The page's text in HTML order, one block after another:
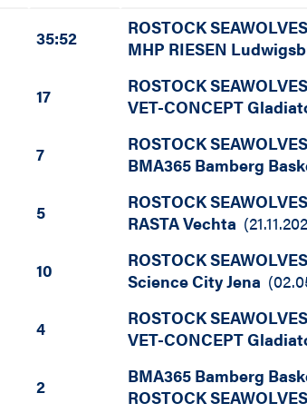
35:52 ROSTOCK SEAWOLVES
MHP RIESEN
17 ROSTOCK SEAWOLVES
VET-CONCEPT
7 ROSTOCK SEAWOLVES
BMA365 Bamberg
5 ROSTOCK SEAWOLVES
RASTA Vechta (
10 ROSTOCK SEAWOLVES
Science City Jena (
4 ROSTOCK SEAWOLVES
VET-CONCEPT
2 BMA365 Bamberg
ROSTOCK SEAWOLVES